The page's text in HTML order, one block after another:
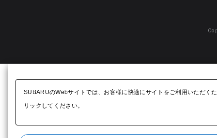
SUBARUのWebサイトでは、お客様に快適にサイトをご利用いただく
リックしてください。​